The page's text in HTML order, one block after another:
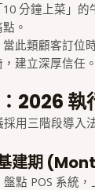
分鐘上菜」的
。
當此類顧客訂位
建立深厚信任。
2026 執
用三階段導入
建期
點 POS 系統，